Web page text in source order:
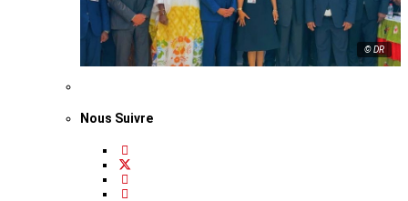
© DR
Nous Suivre